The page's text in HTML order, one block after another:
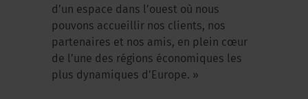
d’un espace dans l’ouest où nous
pouvons accueillir nos clients, nos
partenaires et nos amis, en plein cœur
de l’une des régions économiques les
plus dynamiques d’Europe. »